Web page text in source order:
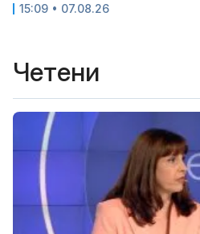
15:09 • 07.08.26
Четени